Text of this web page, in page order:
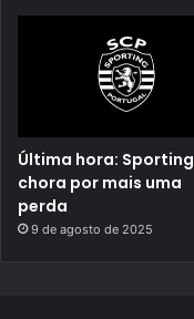
Última hora: Sporting
chora por mais uma
perda
9 de agosto de 2025